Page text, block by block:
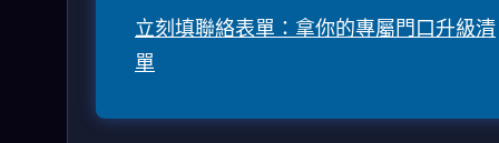
立刻填聯絡表單：拿你的專屬門口升級清
單